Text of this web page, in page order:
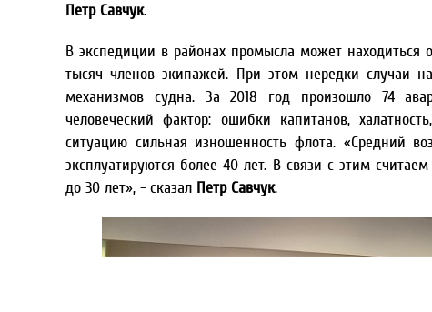
Петр Савчук.
В экспедиции в районах промысла может
тысяч членов экипажей. При этом нередки случаи
механизмов судна. За 2018 год произошло 74
человеческий фактор: ошибки капитанов,
ситуацию сильная изношенность флота. «Средний
эксплуатируются более 40 лет. В связи с этим
до 30 лет», - сказал Петр Савчук.